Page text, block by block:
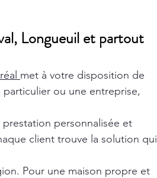
Longueuil et partout
met à votre disposition de
ou une entreprise,
prestation personnalisée et
client trouve la solution qui
Pour une maison propre et